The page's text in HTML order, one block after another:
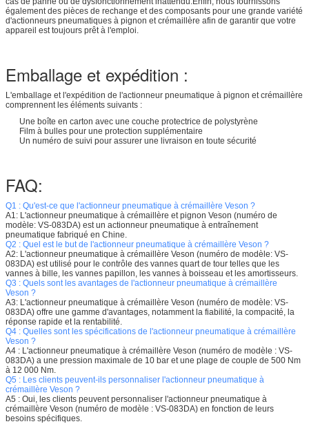
également des pièces de rechange et des composants pour une grande variété
d'actionneurs pneumatiques à pignon et crémaillère afin de garantir que votre
appareil est toujours prêt à l'emploi.
Emballage et expédition :
L'emballage et l'expédition de l'actionneur pneumatique à pignon et crémaillère
comprennent les éléments suivants :
Une boîte en carton avec une couche protectrice de polystyrène
Film à bulles pour une protection supplémentaire
Un numéro de suivi pour assurer une livraison en toute sécurité
FAQ:
Q1 : Qu'est-ce que l'actionneur pneumatique à crémaillère Veson ?
A1: L'actionneur pneumatique à crémaillère et pignon Veson (numéro de
modèle: VS-083DA) est un actionneur pneumatique à entraînement
pneumatique fabriqué en Chine.
Q2 : Quel est le but de l'actionneur pneumatique à crémaillère Veson ?
A2: L'actionneur pneumatique à crémaillère Veson (numéro de modèle: VS-
083DA) est utilisé pour le contrôle des vannes quart de tour telles que les
vannes à bille, les vannes papillon, les vannes à boisseau et les amortisseurs.
Q3 : Quels sont les avantages de l'actionneur pneumatique à crémaillère
Veson ?
A3: L'actionneur pneumatique à crémaillère Veson (numéro de modèle: VS-
083DA) offre une gamme d'avantages, notamment la fiabilité, la compacité, la
réponse rapide et la rentabilité.
Q4 : Quelles sont les spécifications de l'actionneur pneumatique à crémaillère
Veson ?
A4 : L'actionneur pneumatique à crémaillère Veson (numéro de modèle : VS-
083DA) a une pression maximale de 10 bar et une plage de couple de 500 Nm
à 12 000 Nm.
Q5 : Les clients peuvent-ils personnaliser l'actionneur pneumatique à
crémaillère Veson ?
A5 : Oui, les clients peuvent personnaliser l'actionneur pneumatique à
crémaillère Veson (numéro de modèle : VS-083DA) en fonction de leurs
besoins spécifiques.